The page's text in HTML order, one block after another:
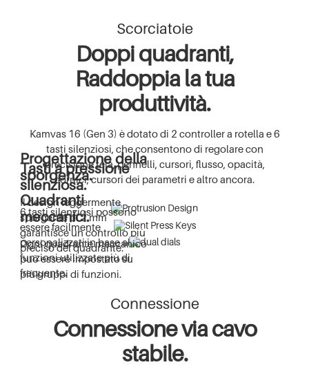
Scorciatoie
Doppi quadranti,
Raddoppia la tua
produttività.
Kamvas 16 (Gen 3) è dotato di 2 controller a rotella e 6
tasti silenziosi, che consentono di regolare con
precisione tela, pennelli, cursori, flusso, opacità,
cornici, cursori dei parametri e altro ancora.
Progettazione della
sporgenza.
Il design leggermente
sporgente di 2 mm
garantisce un controllo più
preciso del quadrante.
Tasti a pressione
silenziosa.
6 tasti silenziosi possono
essere facilmente
personalizzati in base alle
funzioni utilizzate più di
frequente.
Quadranti
meccanici.
Ogni quadrante meccanico
può essere impostato su
più gruppi di funzioni.
Connessione
Connessione via cavo
stabile.